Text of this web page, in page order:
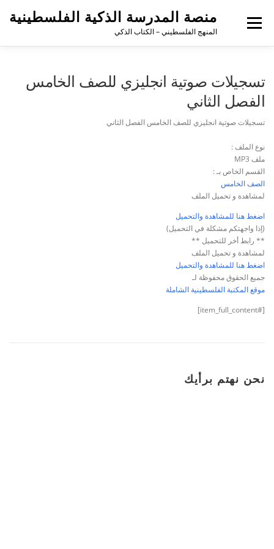
المحتوى
منصة المدرسة الذكية الفلسطينية
المنهج الفلسطيني – الكتاب الذكي
القائمة
تسجيلات صوتية انجليزي للصف الخامس
الفصل الثاني
تسجيلات صوتية انجليزي للصف الخامس الفصل الثاني
نوع الملف :
ملف MP3
القسم الخاص بـ :
الصف الخامس
لمشاهدة و تحميل الملف
اضغط هنا للمشاهدة والتحميل
(إذا واجهتكم مشكلة في التحميل)
** رابط أخر للتحميل **
لمشاهدة و تحميل الملف
اضغط هنا للمشاهدة والتحميل
جميع الحقوق محفوظة لـ
موقع المكتبة الفلسطينية الشاملة
[#item_full_content]
نحن نهتم برأيك